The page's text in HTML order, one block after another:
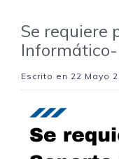
Se requiere
Escrito en 22 Mayo